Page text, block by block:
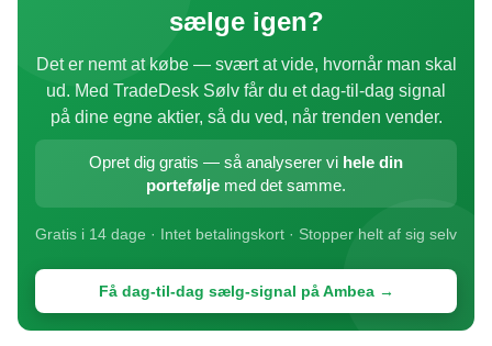
sælge igen?
Det er nemt at købe — svært at vide, hvornår man skal
ud. Med TradeDesk Sølv får du et dag-til-dag signal
på dine egne aktier, så du ved, når trenden vender.
Opret dig gratis — så analyserer vi hele din
portefølje med det samme.
Gratis i 14 dage · Intet betalingskort · Stopper helt af sig selv
Få dag-til-dag sælg-signal på Ambea →